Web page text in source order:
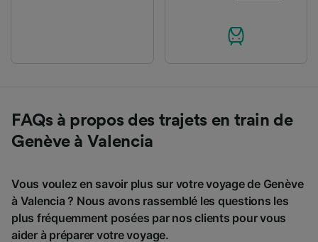
FAQs à propos des trajets en train de
Genève à Valencia
Vous voulez en savoir plus sur votre voyage de Genève
à Valencia ? Nous avons rassemblé les questions les
plus fréquemment posées par nos clients pour vous
aider à préparer votre voyage.